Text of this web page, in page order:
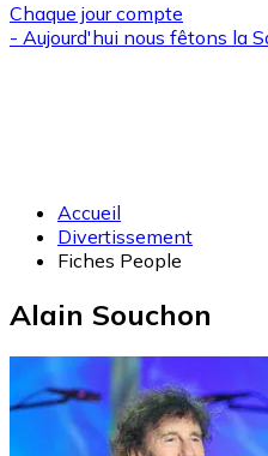
Chaque jour compte
- Aujourd'hui nous fêtons la
Accueil
Divertissement
Fiches People
Alain Souchon